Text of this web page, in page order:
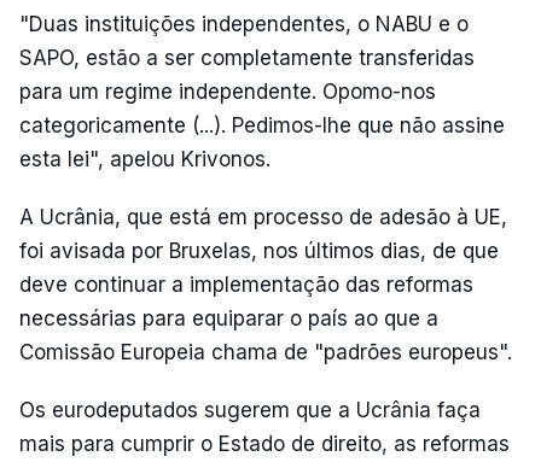
"Duas instituições independentes, o NABU e o
SAPO, estão a ser completamente transferidas
para um regime independente. Opomo-nos
categoricamente (...). Pedimos-lhe que não assine
esta lei", apelou Krivonos.
A Ucrânia, que está em processo de adesão à UE,
foi avisada por Bruxelas, nos últimos dias, de que
deve continuar a implementação das reformas
necessárias para equiparar o país ao que a
Comissão Europeia chama de "padrões europeus".
Os eurodeputados sugerem que a Ucrânia faça
mais para cumprir o Estado de direito, as reformas